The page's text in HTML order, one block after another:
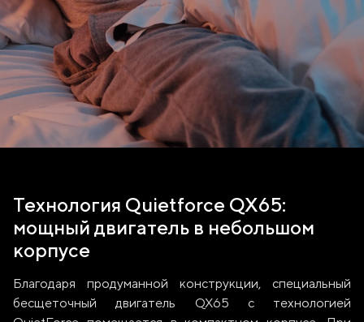
Технология Quietforce QX65:
мощный двигатель в небольшом
корпусе
Благодаря продуманной конструкции, специальный
бесщеточный двигатель QX65 c технологией